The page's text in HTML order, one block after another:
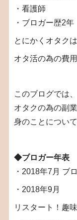
・看護師
・ブロガー歴2年
とにかくオタク
オタ活の為の費
このブログでは、
オタクの為の副
身のことについ
◆ブロガー年表
・2018年7月 ブ
・2018年9月
リスタート！趣